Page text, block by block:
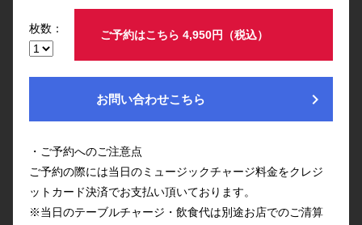
枚数： ご予約はこちら 4,950円（税込）
お問い合わせこちら chevron_right
・ご予約へのご注意点
ご予約の際には当日のミュージックチャージ料金をクレジ
ットカード決済でお支払い頂いております。
※当日のテーブルチャージ・飲食代は別途お店でのご清算